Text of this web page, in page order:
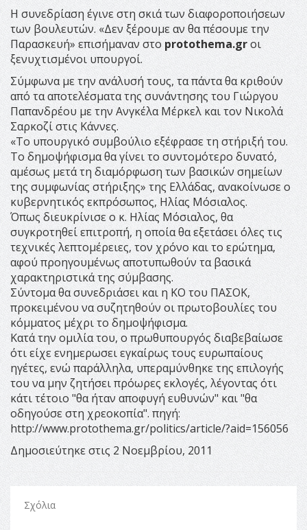
Η συνεδρίαση έγινε στη σκιά των διαφοροποιήσεων
των βουλευτών. «Δεν ξέρουμε αν θα πέσουμε την
Παρασκευή» επισήμαναν στοprotothema.grοι
ξενυχτισμένοι υπουργοί.
Σύμφωνα με την ανάλυσή τους, τα πάντα θα κριθούν
από τα αποτελέσματα της συνάντησης του Γιώργου
Παπανδρέου με την Ανγκέλα Μέρκελ και τον Νικολά
Σαρκοζί στις Κάννες.
«Το υπουργικό συμβούλιο εξέφρασε τη στήριξή του.
Το δημοψήφισμα θα γίνει το συντομότερο δυνατό,
αμέσως μετά τη διαμόρφωση των βασικών σημείων
της συμφωνίας στήριξης» της Ελλάδας, ανακοίνωσε ο
κυβερνητικός εκπρόσωπος, Ηλίας Μόσιαλος.
Όπως διευκρίνισε ο κ. Ηλίας Μόσιαλος, θα
συγκροτηθεί επιτροπή, η οποία θα εξετάσει όλες τις
τεχνικές λεπτομέρειες, τον χρόνο και το ερώτημα,
αφού προηγουμένως αποτυπωθούν τα βασικά
χαρακτηριστικά της σύμβασης.
Σύντομα θα συνεδριάσει και η ΚΟ του ΠΑΣΟΚ,
προκειμένου να συζητηθούν οι πρωτοβουλίες του
κόμματος μέχρι το δημοψήφισμα.
Κατά την ομιλία του, ο πρωθυπουργός διαβεβαίωσε
ότι είχε ενημερωσει εγκαίρως τους ευρωπαίους
ηγέτες, ενώ παράλληλα, υπεραμύνθηκε της επιλογής
του να μην ζητήσει πρόωρες εκλογές, λέγοντας ότι
κάτι τέτοιο "θα ήταν αποφυγή ευθυνών" και "θα
οδηγούσε στη χρεοκοπία". πηγή:
http://www.protothema.gr/politics/article/?aid=156056
Δημοσιεύτηκε στις 2 Νοεμβρίου, 2011
Σχόλια